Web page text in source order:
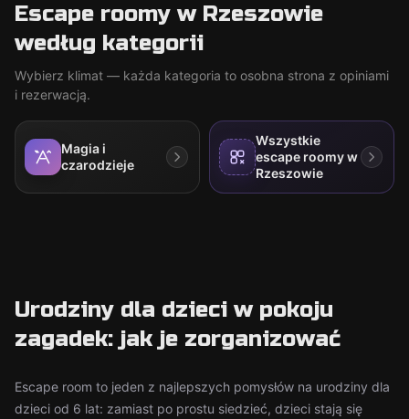
Escape roomy w Rzeszowie
według kategorii
Wybierz klimat — każda kategoria to osobna strona z opiniami
i rezerwacją.
Magia i
czarodzieje
Wszystkie
escape roomy w
Rzeszowie
Urodziny dla dzieci w pokoju
zagadek: jak je zorganizować
Escape room to jeden z najlepszych pomysłów na urodziny dla
dzieci od 6 lat: zamiast po prostu siedzieć, dzieci stają się